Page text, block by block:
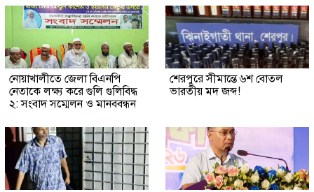
নোয়াখালীতে জেলা বিএনপি
নেতাকে লক্ষ্য করে গুলি গুলিবিদ্ধ
২: সংবাদ সম্মেলন ও মানববন্ধন
শেরপুরে সীমান্তে ৬শ বোতল
ভারতীয় মদ জব্দ!